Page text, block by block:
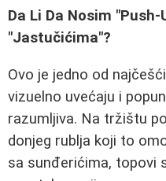
Da Li Da Nosim
"Jastučićima"?
Ovo je jedno od
vizuelno uvećaju i
razumljiva. Na tržištu
donjeg rublja koji to
sa sunđerićima, topovi